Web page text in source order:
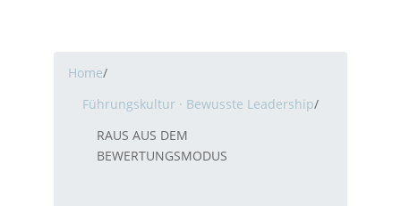
Home/
Führungskultur · Bewusste Leadership/
RAUS AUS DEM
BEWERTUNGSMODUS